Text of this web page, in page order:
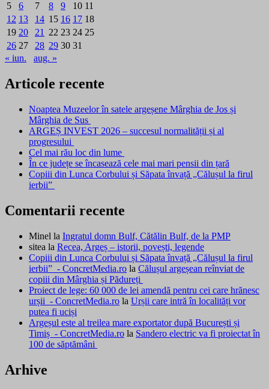
5
6 7 8 9 10 11
12 13 14 15 16 17 18
19 20 21 22 23 24 25
26 27 28 29 30 31
« iun.
aug. »
Articole recente
Noaptea Muzeelor în satele argeșene Mârghia de Jos și
Mârghia de Sus
ARGEȘ INVEST 2026 – succesul normalității și al
progresului
Cel mai rău loc din lume
În ce județe se încasează cele mai mari pensii din țară
Copiii din Lunca Corbului și Săpata învață „Călușul la firul
ierbii”
Comentarii recente
Minel la Ingratul domn Bulf, Cătălin Bulf, de la PMP
sitea la Recea, Argeș – istorii, povești, legende
Copiii din Lunca Corbului și Săpata învață „Călușul la firul
ierbii” - ConcretMedia.ro la Călușul argeșean reînviat de
copiii din Mârghia și Pădureți
Proiect de lege: 60 000 de lei amendă pentru cei care hrănesc
urșii - ConcretMedia.ro la Urșii care intră în localități vor
putea fi uciși
Argeșul este al treilea mare exportator după București și
Timiș - ConcretMedia.ro la Sandero electric va fi proiectat în
100 de săptămâni
Arhive